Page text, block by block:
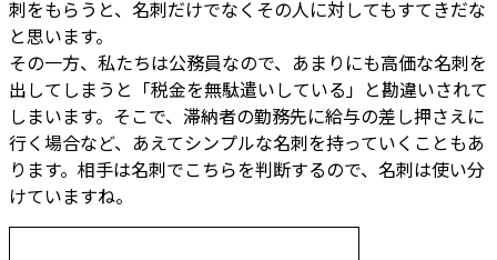
刺をもらうと、名刺だけでなくその人に対してもすてきだな
と思います。
その一方、私たちは公務員なので、あまりにも高価な名刺を
出してしまうと「税金を無駄遣いしている」と勘違いされて
しまいます。そこで、滞納者の勤務先に給与の差し押さえに
行く場合など、あえてシンプルな名刺を持っていくこともあ
ります。相手は名刺でこちらを判断するので、名刺は使い分
けていますね。